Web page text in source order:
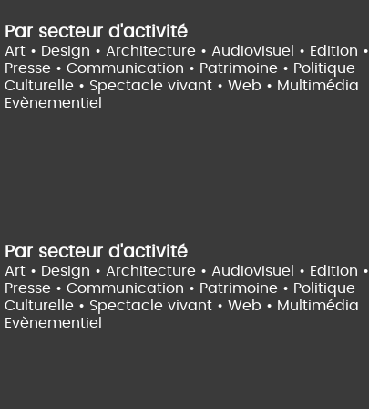
Par secteur d'activité
Art • Design • Architecture • Audiovisuel • Edition •
Presse • Communication • Patrimoine • Politique
Culturelle • Spectacle vivant • Web • Multimédia
Evènementiel
Par secteur d'activité
Art • Design • Architecture • Audiovisuel • Edition •
Presse • Communication • Patrimoine • Politique
Culturelle • Spectacle vivant • Web • Multimédia
Evènementiel